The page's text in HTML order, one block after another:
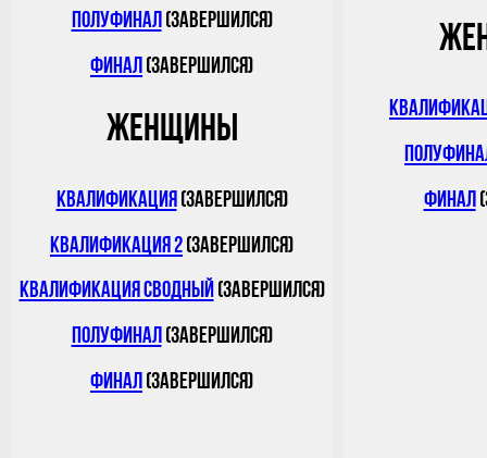
Полуфинал (завершился)
Финал (завершился)
Женщины
Квалификация (завершился)
Квалификация 2(завершился)
Квалификация сводный(завершился)
Полуфинал (завершился)
Финал (завершился)
Финал